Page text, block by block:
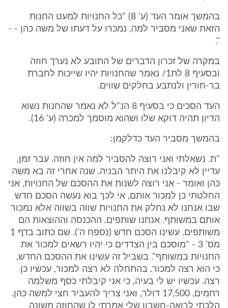
בהמשך אומר העד (ע' 8) "כל החנויות למעט החנות
הזאת שאני מסביר למה, נמכרו על דעתו של משה כהן - -
".
במקרה של זכרון הדברים של התובע לא נערך חוזה
ובסעיף 8 לת1/ נאמר שהחנויות יהיו שייכות לחברת
בר-חורין ולנתבע בחלקים שווים.
העד הסכים כי בסעיף 8 הנ"ל לא נאמר שהחנות נשוא
הדיון תהיה דוקא שלו ושהוא מוסמך למכרה (ע' 16).
בהמשך מסביר העד כדלקמן:
"ת. נשאלתי ואני רוצה להסביר למה אין חוזה. עבר זמן,
עדיין לא קיבלנו את היתר הבניה. שנה אחרי זה בא משה
כהן ואומר - אני רוצה לשנות את ההסכם של החנויות, אני
החלטתי כן למכור אותם, אי לכך בוא נעשה הסכם חדש
שבו אנחנו לא נחלק את החנויות שווה בשווה אלא נמכור
אותם במשותף. אנחנו שותפים. ההכנסה וההוצאות הם
משותפים. עשינו הסכם חדש (נספח ה'). שם כתוב בדף 1
מס' 3 - "מוסכם בין הצדדים כי יהיו רשאים למכור את
החנויות במשותף". בשביל זה עשינו את ההסכם החדש,
כי הוא רצה למכור. בהתחלה לא רצה למכור, עכשיו כן
רצה. עכשיו יש לי בעיה, כי אני קיבלתי כסף משלמה
רחמים, 17,500 דולר, ואני צריך להעביר חצי למשה כהן.
הלכתי לרואה-חשבון שלי אמרתי לו שהחוזה משונה